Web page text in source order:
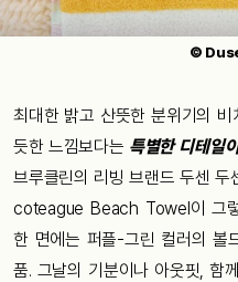
©
최대한 밝고 산뜻한 분위기의
듯한 느낌보다는 특별한 디테일
브루클린의 리빙 브랜드 두센
coteague Beach Towel이 그
한 면에는 퍼플-그린 컬러의 볼
품. 그날의 기분이나 아웃핏, 함